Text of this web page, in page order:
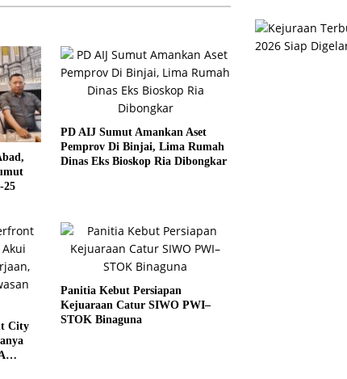
25
PD AIJ Sumut Amankan Aset
Pemprov Di Binjai, Lima Rumah
Dinas Eks Bioskop Ria Dibongkar
City
Panitia Kebut Persiapan
Kejuaraan Catur SIWO PWI–
STOK Binaguna